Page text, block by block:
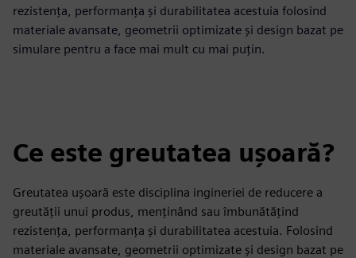
rezistența, performanța și durabilitatea acestuia folosind
materiale avansate, geometrii optimizate și design bazat pe
simulare pentru a face mai mult cu mai puțin.
Ce este greutatea ușoară?
Greutatea ușoară este disciplina ingineriei de reducere a
greutății unui produs, menținând sau îmbunătățind
rezistența, performanța și durabilitatea acestuia. Folosind
materiale avansate, geometrii optimizate și design bazat pe